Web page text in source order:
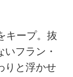
キープ。抜
フラン・
りと浮かせ